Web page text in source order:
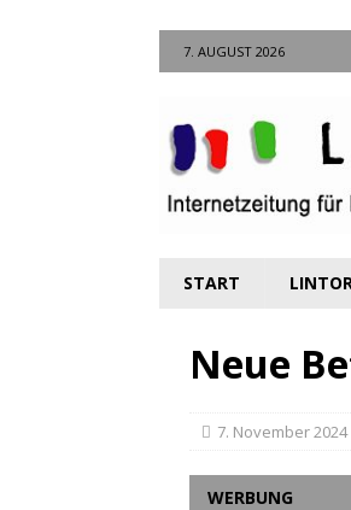
7. AUGUST 2026
START
Neue
7. November 2024
WERBUNG